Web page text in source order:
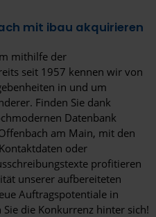
mit ibau akquirieren
mithilfe der
seit 1957 kennen wir von
in und um
Finden Sie dank
Datenbank
am Main, mit den
oder
profitieren
unserer aufbereiteten
Auftragspotentiale in
die Konkurrenz hinter sich!